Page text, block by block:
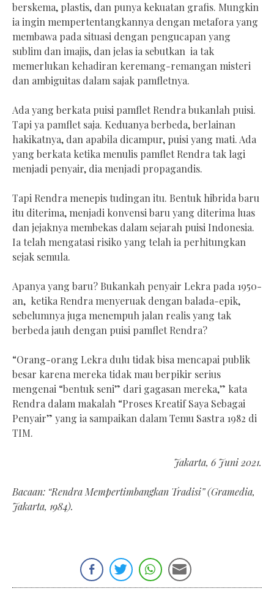
berskema, plastis, dan punya kekuatan grafis. Mungkin
ia ingin mempertentangkannya dengan metafora yang
membawa pada situasi dengan pengucapan yang
sublim dan imajis, dan jelas ia sebutkan ia tak
memerlukan kehadiran keremang-remangan misteri
dan ambiguitas dalam sajak pamfletnya.
Ada yang berkata puisi pamflet Rendra bukanlah puisi.
Tapi ya pamflet saja. Keduanya berbeda, berlainan
hakikatnya, dan apabila dicampur, puisi yang mati. Ada
yang berkata ketika menulis pamflet Rendra tak lagi
menjadi penyair, dia menjadi propagandis.
Tapi Rendra menepis tudingan itu. Bentuk hibrida baru
itu diterima, menjadi konvensi baru yang diterima luas
dan jejaknya membekas dalam sejarah puisi Indonesia.
Ia telah mengatasi risiko yang telah ia perhitungkan
sejak semula.
Apanya yang baru? Bukankah penyair Lekra pada 1950-
an, ketika Rendra menyeruak dengan balada-epik,
sebelumnya juga menempuh jalan realis yang tak
berbeda jauh dengan puisi pamflet Rendra?
“Orang-orang Lekra dulu tidak bisa mencapai publik
besar karena mereka tidak mau berpikir serius
mengenai “bentuk seni” dari gagasan mereka,” kata
Rendra dalam makalah “Proses Kreatif Saya Sebagai
Penyair” yang ia sampaikan dalam Temu Sastra 1982 di
TIM.
Jakarta, 6 Juni 2021.
Bacaan: “Rendra Mempertimbangkan Tradisi” (Gramedia,
Jakarta, 1984).